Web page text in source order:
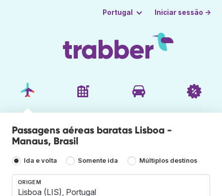
Portugal Iniciar sessão →
Passagens aéreas baratas Lisboa -
Manaus, Brasil
Ida e volta Somente ida Múltiplos destinos
ORIGEM